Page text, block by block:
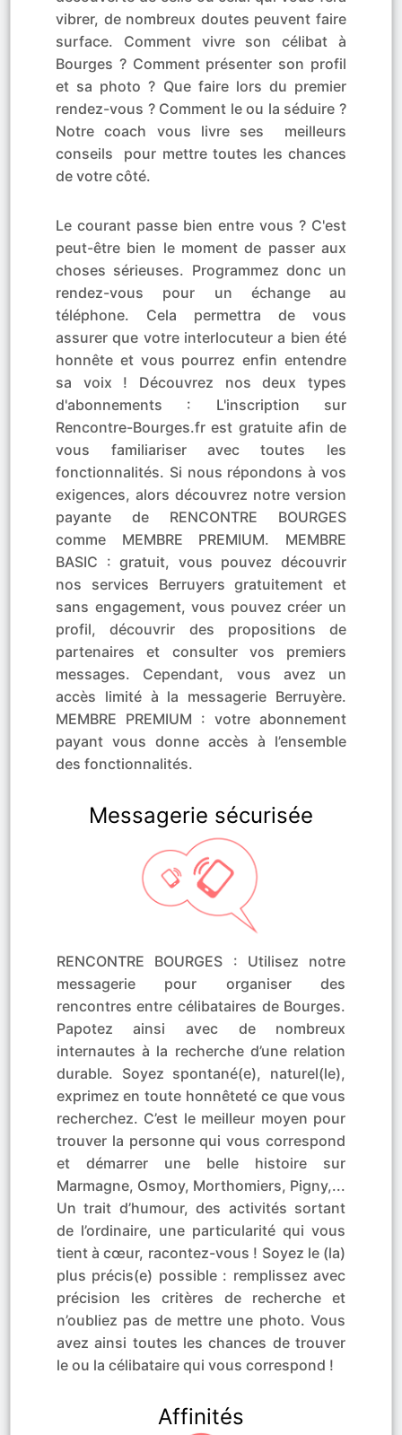
vibrer, de nombreux doutes peuvent faire
surface. Comment vivre son célibat à
Bourges ? Comment présenter son profil
et sa photo ? Que faire lors du premier
rendez-vous ? Comment le ou la séduire ?
Notre coach vous livre ses meilleurs
conseils pour mettre toutes les chances
de votre côté.
Le courant passe bien entre vous ? C'est
peut-être bien le moment de passer aux
choses sérieuses. Programmez donc un
rendez-vous pour un échange au
téléphone. Cela permettra de vous
assurer que votre interlocuteur a bien été
honnête et vous pourrez enfin entendre
sa voix ! Découvrez nos deux types
d'abonnements : L'inscription sur
Rencontre-Bourges.fr est gratuite afin de
vous familiariser avec toutes les
fonctionnalités. Si nous répondons à vos
exigences, alors découvrez notre version
payante de RENCONTRE BOURGES
comme MEMBRE PREMIUM. MEMBRE
BASIC : gratuit, vous pouvez découvrir
nos services Berruyers gratuitement et
sans engagement, vous pouvez créer un
profil, découvrir des propositions de
partenaires et consulter vos premiers
messages. Cependant, vous avez un
accès limité à la messagerie Berruyère.
MEMBRE PREMIUM : votre abonnement
payant vous donne accès à l’ensemble
des fonctionnalités.
Messagerie sécurisée
RENCONTRE BOURGES : Utilisez notre
messagerie pour organiser des
rencontres entre célibataires de Bourges.
Papotez ainsi avec de nombreux
internautes à la recherche d’une relation
durable. Soyez spontané(e), naturel(le),
exprimez en toute honnêteté ce que vous
recherchez. C’est le meilleur moyen pour
trouver la personne qui vous correspond
et démarrer une belle histoire sur
Marmagne, Osmoy, Morthomiers, Pigny,...
Un trait d’humour, des activités sortant
de l’ordinaire, une particularité qui vous
tient à cœur, racontez-vous ! Soyez le (la)
plus précis(e) possible : remplissez avec
précision les critères de recherche et
n’oubliez pas de mettre une photo. Vous
avez ainsi toutes les chances de trouver
le ou la célibataire qui vous correspond !
Affinités